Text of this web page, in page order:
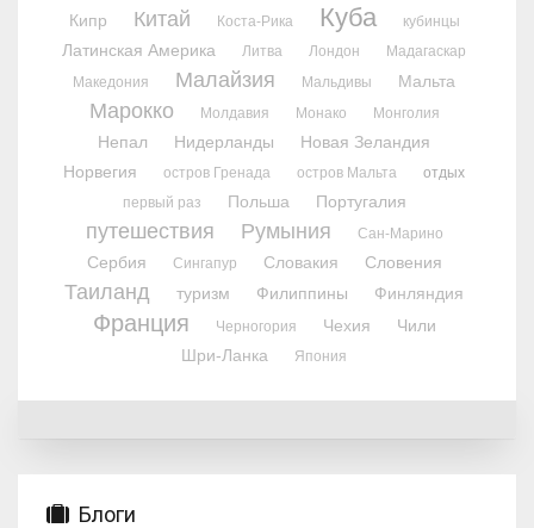
Кипр Китай Коста-Рика Куба кубинцы
Латинская Америка Литва Лондон
Мадагаскар
Македония
Малайзия Мальдивы Мальта
Марокко Молдавия Монако Монголия
Непал Нидерланды
Новая Зеландия
Норвегия
остров Гренада остров Мальта
отдых
первый раз
Польша Португалия
путешествия Румыния Сан-Марино
Сербия Сингапур Словакия Словения
Таиланд туризм Филиппины Финляндия
Франция Черногория Чехия
Чили
Шри-Ланка
Япония
Блоги